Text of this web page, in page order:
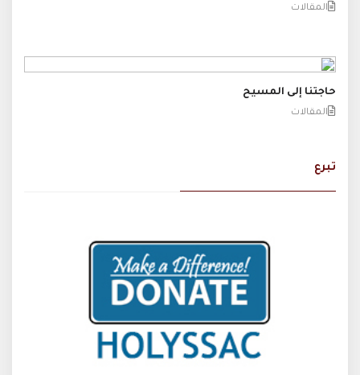
المقالات
حاجتنا إلى المسيح
المقالات
تبرع